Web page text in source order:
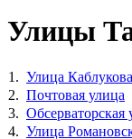
Улицы
1. Улица
2. Почтовая улица
3. Обсерваторская
4. Улица